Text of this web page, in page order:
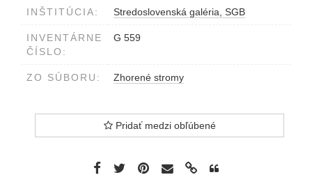
INŠTITÚCIA: Stredoslovenská galéria, SGB
INVENTÁRNE
ČÍSLO:
G 559
ZO SÚBORU: Zhorené stromy
Pridať medzi obľúbené